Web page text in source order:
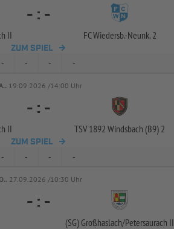
II
- : -
FC Wiedersb.-Neunk. 2
ZUM SPIEL
- - - -
19.09.2026 /14:00 Uhr
II
- : -
TSV 1892 Windsbach (B9) 2
ZUM SPIEL
- - - -
27.09.2026 /10:30 Uhr
- : -
(SG) Großhaslach/Petersaurach II